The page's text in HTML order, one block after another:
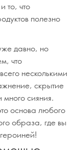
то, что
полезно
давно, но
что
несколькими
скрытие
много сияния.
основа любого
образа, где вы